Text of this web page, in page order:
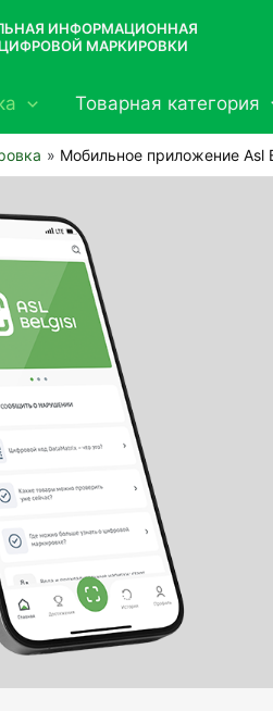
ИНФОРМАЦИОННАЯ
МАРКИРОВКИ
Товарная категория
Мобильное приложение Asl